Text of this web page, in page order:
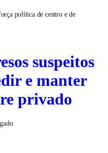
política de centro e de
suspeitos
e manter
privado